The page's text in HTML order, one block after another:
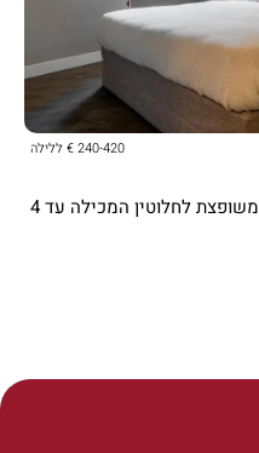
240-420 € ללילה
דירת נופש אלגנטית במרכז מילאנו, משופצת לחלוטין המכילה עד 4